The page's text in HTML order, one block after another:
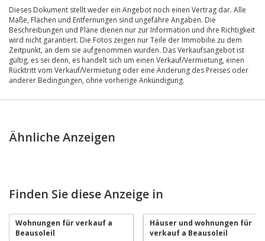
Dieses Dokument stellt weder ein Angebot noch einen Vertrag dar. Alle
Maße, Flächen und Entfernungen sind ungefähre Angaben. Die
Beschreibungen und Pläne dienen nur zur Information und ihre Richtigkeit
wird nicht garantiert. Die Fotos zeigen nur Teile der Immobilie zu dem
Zeitpunkt, an dem sie aufgenommen wurden. Das Verkaufsangebot ist
gültig, es sei denn, es handelt sich um einen Verkauf/Vermietung, einen
Rücktritt vom Verkauf/Vermietung oder eine Änderung des Preises oder
anderer Bedingungen, ohne vorherige Ankündigung.
Ähnliche Anzeigen
Finden Sie diese Anzeige in
Wohnungen für verkauf a
Beausoleil
Häuser und wohnungen für
verkauf a Beausoleil